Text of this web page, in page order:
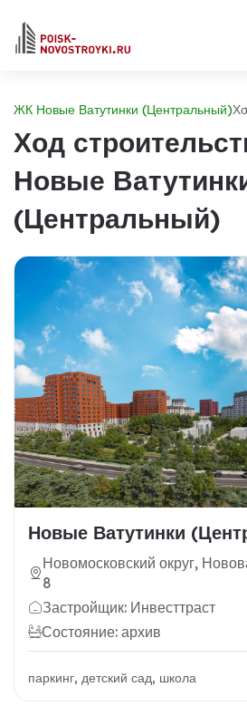
ЖК Новые Ватутинки (Центральный)
Ход
Новые
(Центральный)
Новые Ватутинки
Новомосковский округ,
8
Застройщик: Инвесттраст
Состояние: архив
паркинг, детский сад, школа